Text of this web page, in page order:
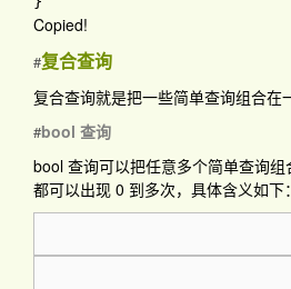
Copied!
#复合查询
复合查询就是把一些简单查询组合在
#bool 查询
bool 查询可以把任意多个简单查询组
都可以出现 0 到多次，具体含义如下：